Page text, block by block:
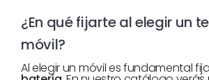
¿En qué fijarte al elegir un
móvil?
Al elegir un móvil es fundamental